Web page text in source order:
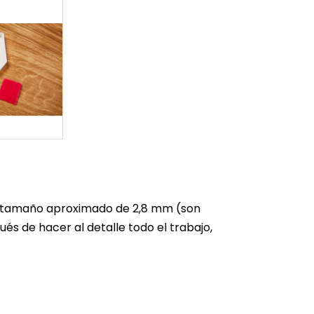
aproximado de 2,8 mm (son
de hacer al detalle todo el trabajo,